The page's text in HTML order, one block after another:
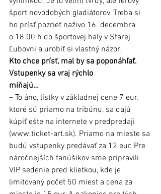
šport novodobých gladiátorov. Treba si
ho prísť pozrieť naživo 16. decembra
o 18.00 h do športovej haly v Starej
Ľubovni a urobiť si vlastný názor.
Kto chce prísť, mal by sa poponáhľať.
Vstupenky sa vraj rýchlo
míňajú…
– To áno, lístky v základnej cene 7 eur,
ktoré sú priamo na tribúnu, sa dajú
kúpiť ešte na internete v predpredaji
(www.ticket-art.sk). Priamo na mieste sa
budú vstupenky predávať za 12 eur. Pre
náročnejších fanúšikov sme pripravili
VIP sedenie pred klietkou, kde je
limitovaný počet 50 miest a cena za